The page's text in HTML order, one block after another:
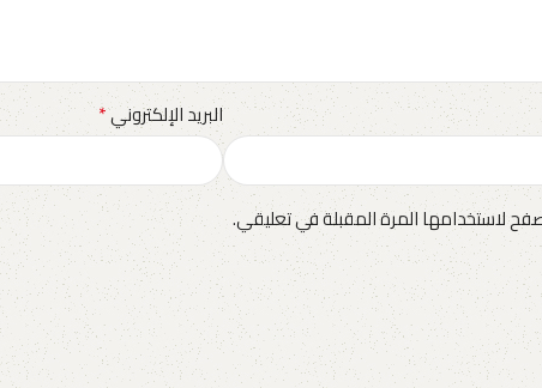
البريد الإلكتروني*
لاستخدامها المرة المقبلة في تعليقي.